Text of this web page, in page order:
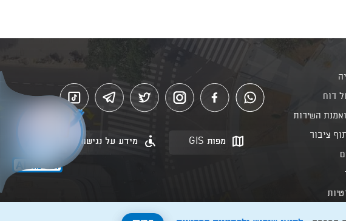
דוח
השירות
ציבור
מפות GIS מידע על נגישות